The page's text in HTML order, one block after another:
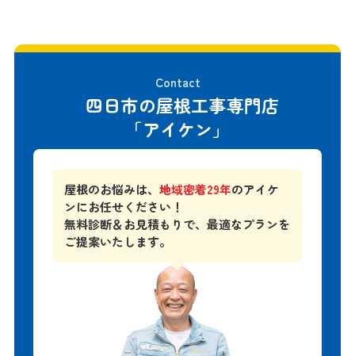
Contact
四日市の屋根工事専門店
「アイケン」
屋根のお悩みは、地域密着29年のアイケ
ンにお任せください！
無料診断＆お見積もりで、最適なプランを
ご提案いたします。